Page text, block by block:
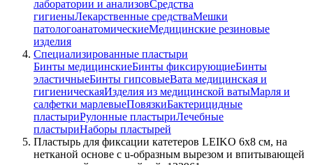
лаборатории и анализовСредства
гигиеныЛекарственные средстваМешки
патологоанатомическиеМедицинские резиновые
изделия
Специализированные пластыри
Бинты медицинскиеБинты фиксирующиеБинты
эластичныеБинты гипсовыеВата медицинская и
гигиеническаяИзделия из медицинской ватыМарля и
салфетки марлевыеПовязкиБактерицидные
пластыриРулонные пластыриЛечебные
пластыриНаборы пластырей
Пластырь для фиксации катетеров LEIKO 6х8 см, на
нетканой основе с u-образным вырезом и впитывающей